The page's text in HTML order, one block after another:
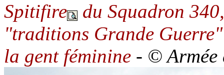
Spitifire
du Squadron
"traditions Grande
la gent féminine - ©